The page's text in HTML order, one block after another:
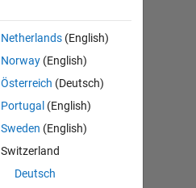
Netherlands(English)
Norway(English)
Österreich (Deutsch)
Portugal (English)
Sweden (English)
Switzerland
Deutsch